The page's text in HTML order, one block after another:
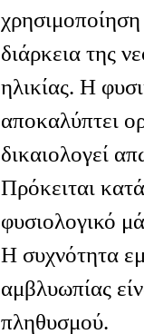
διάρκεια της
ηλικίας. Η
αποκαλύπτει
δικαιολογεί
Πρόκειται
φυσιολογικό
Η συχνότητα
αμβλυωπίας
πληθυσμού.